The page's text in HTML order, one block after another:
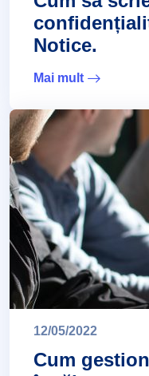
Notice.
Mai mult
12/05/2022
Cum